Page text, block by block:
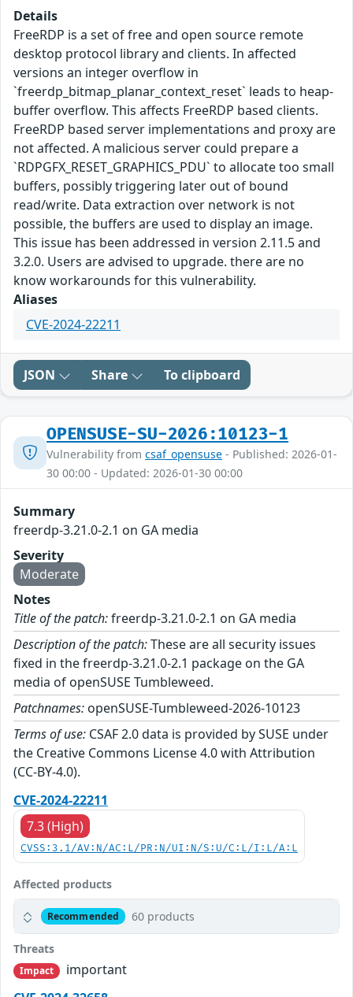
Details
FreeRDP is a set of free and open source remote
desktop protocol library and clients. In affected
versions an integer overflow in
`freerdp_bitmap_planar_context_reset` leads to heap-
buffer overflow. This affects FreeRDP based clients.
FreeRDP based server implementations and proxy are
not affected. A malicious server could prepare a
`RDPGFX_RESET_GRAPHICS_PDU` to allocate too small
buffers, possibly triggering later out of bound
read/write. Data extraction over network is not
possible, the buffers are used to display an image.
This issue has been addressed in version 2.11.5 and
3.2.0. Users are advised to upgrade. there are no
know workarounds for this vulnerability.
Aliases
CVE-2024-22211
JSON Share To clipboard
OPENSUSE-SU-2026:10123-1
Vulnerability from csaf_opensuse - Published: 2026-01-
30 00:00 - Updated: 2026-01-30 00:00
Summary
freerdp-3.21.0-2.1 on GA media
Severity
Moderate
Notes
Title of the patch:freerdp-3.21.0-2.1 on GA media
Description of the patch:These are all security issues
fixed in the freerdp-3.21.0-2.1 package on the GA
media of openSUSE Tumbleweed.
Patchnames: openSUSE-Tumbleweed-2026-10123
Terms of use: CSAF 2.0 data is provided by SUSE under
the Creative Commons License 4.0 with Attribution
(CC-BY-4.0).
CVE-2024-22211
7.3 (High)
CVSS:3.1/AV:N/AC:L/PR:N/UI:N/S:U/C:L/I:L/A:L
Affected products
Recommended 60 products
Threats
Impact
important